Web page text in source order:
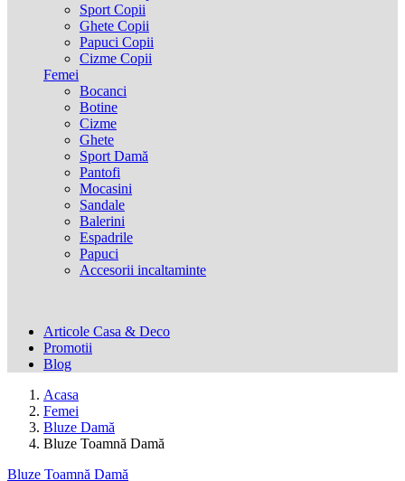
Sport Copii
Ghete Copii
Papuci Copii
Cizme Copii
Femei
Bocanci
Botine
Cizme
Ghete
Sport Damă
Pantofi
Mocasini
Sandale
Balerini
Espadrile
Papuci
Accesorii incaltaminte
Articole Casa & Deco
Promotii
Blog
Acasa
Femei
Bluze Damă
Bluze Toamnă Damă
Bluze Toamnă Damă